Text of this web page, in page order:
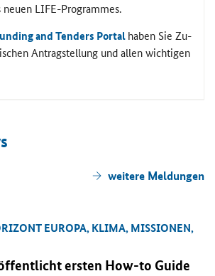
neuen LIFE-​Programmes.
and Tenders Portalhaben Sie Zu­
An­trag­stel­lung und allen wich­ti­gen
wei­te­re Mel­dun­gen
EU­RO­PA, KLIMA, MIS­SIO­NEN,
ers­ten How-to Guide